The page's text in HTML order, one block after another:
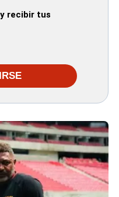
recibir tus